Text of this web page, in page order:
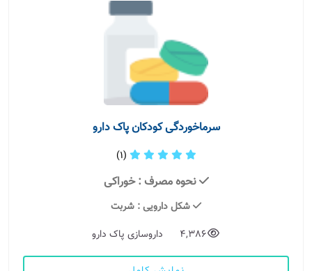
سرماخوردگی کودکان پاک دارو
(1)
نحوه مصرف : خوراکی
شکل دارویی: شربت
4,386
داروسازی پاک دارو